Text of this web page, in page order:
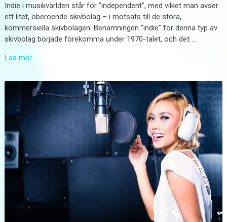
Indie i musikvärlden står för ”independent”, med vilket man avser
ett litet, oberoende skivbolag – i motsats till de stora,
kommersiella skivbolagen. Benämningen ”indie” för denna typ av
skivbolag började förekomma under 1970-talet, och det …
Läs mer